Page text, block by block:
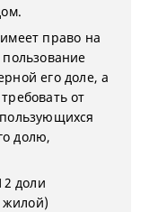
право на
его доле, а
от
долю,
доли
жилой)